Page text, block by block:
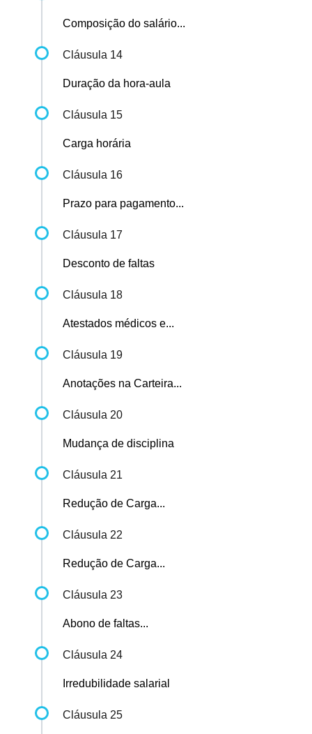
Composição do salário...
Cláusula 14
Duração da hora-aula
Cláusula 15
Carga horária
Cláusula 16
Prazo para pagamento...
Cláusula 17
Desconto de faltas
Cláusula 18
Atestados médicos e...
Cláusula 19
Anotações na Carteira...
Cláusula 20
Mudança de disciplina
Cláusula 21
Redução de Carga...
Cláusula 22
Redução de Carga...
Cláusula 23
Abono de faltas...
Cláusula 24
Irredubilidade salarial
Cláusula 25